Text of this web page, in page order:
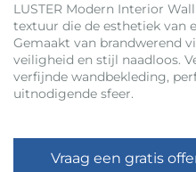
LUSTER Modern Interior
textuur die de esthetiek van
Gemaakt van brandwerend
veiligheid en stijl naadloos.
verfijnde wandbekleding,
uitnodigende sfeer.
Vraag een gratis